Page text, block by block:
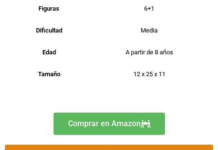
Figuras 6+1
Dificultad Media
Edad A partir de 8 años
Tamaño 12 x 25 x 11
Comprar en Amazon